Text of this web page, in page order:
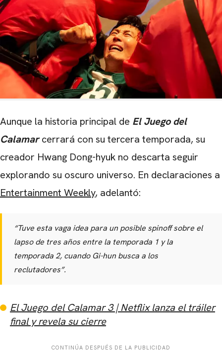
Aunque la historia principal de El Juego del
Calamarcerrará con su tercera temporada, su
creador Hwang Dong-hyuk no descarta seguir
explorando su oscuro universo. En declaraciones a
Entertainment Weekly, adelantó:
“Tuve esta vaga idea para un posible spinoff sobre el
lapso de tres años entre la temporada 1 y la
temporada 2, cuando Gi-hun busca a los
reclutadores”.
El Juego del Calamar 3 | Netflix lanza el tráiler
final y revela su cierre
CONTINÚA DESPUÉS DE LA PUBLICIDAD